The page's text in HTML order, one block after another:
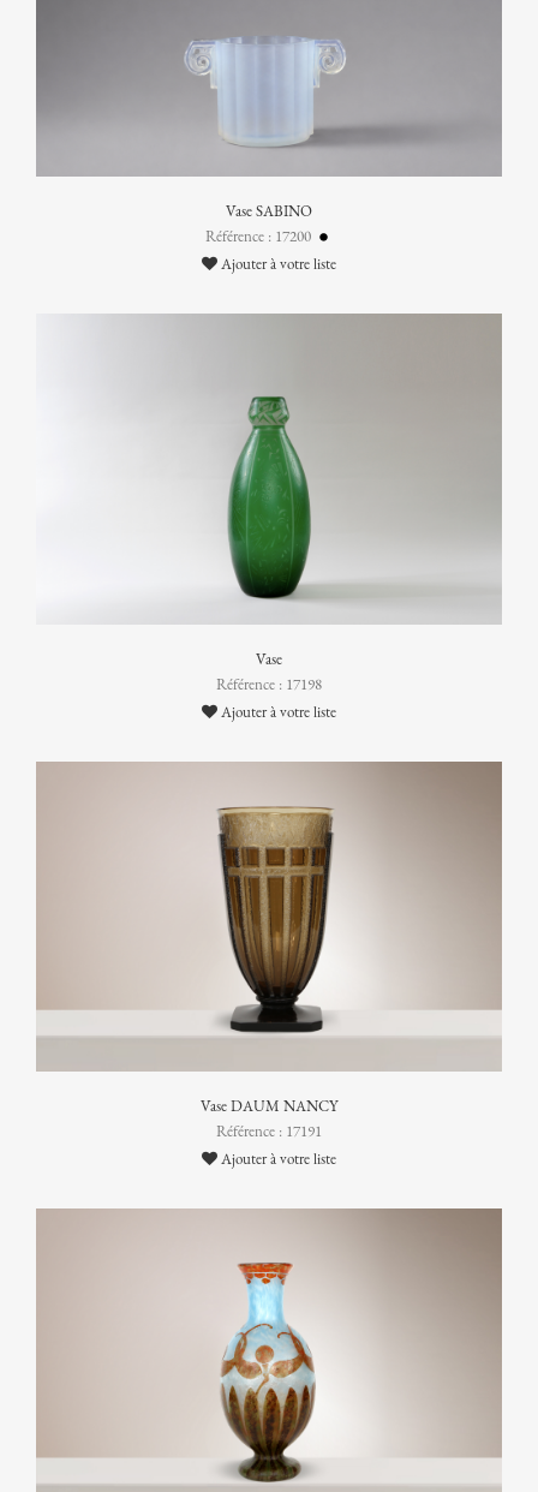
Vase SABINO
Référence : 17200
Ajouter à votre liste
Vase
Référence : 17198
Ajouter à votre liste
Vase DAUM NANCY
Référence : 17191
Ajouter à votre liste